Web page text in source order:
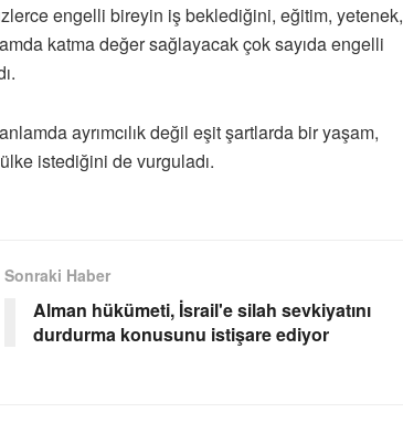
engelli bireyin iş beklediğini, eğitim, yetenek,
katma değer sağlayacak çok sayıda engelli
ayrımcılık değil eşit şartlarda bir yaşam,
istediğini de vurguladı.
Sonraki Haber
Alman hükümeti, İsrail'e silah sevkiyatını
durdurma konusunu istişare ediyor